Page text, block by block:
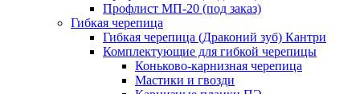
Профлист МП-20 (под заказ)
Гибкая черепица
Гибкая черепица (Драконий зуб) Кантри
Комплектующие для гибкой черепицы
Коньково-карнизная черепица
Мастики и гвозди